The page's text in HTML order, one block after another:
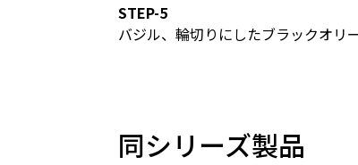
STEP-5
バジル、輪切りにしたブラックオリ
同シリーズ製品